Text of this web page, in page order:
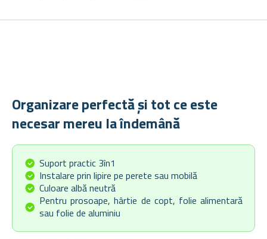
Organizare perfectă și tot ce este
necesar mereu la îndemână
Suport practic 3în1
Instalare prin lipire pe perete sau mobilă
Culoare albă neutră
Pentru prosoape, hârtie de copt, folie alimentară
sau folie de aluminiu